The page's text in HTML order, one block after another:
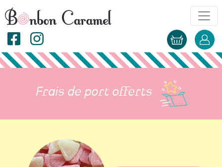
Frais de port offerts